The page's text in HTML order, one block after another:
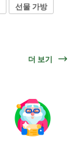
선물 가방
더 보기